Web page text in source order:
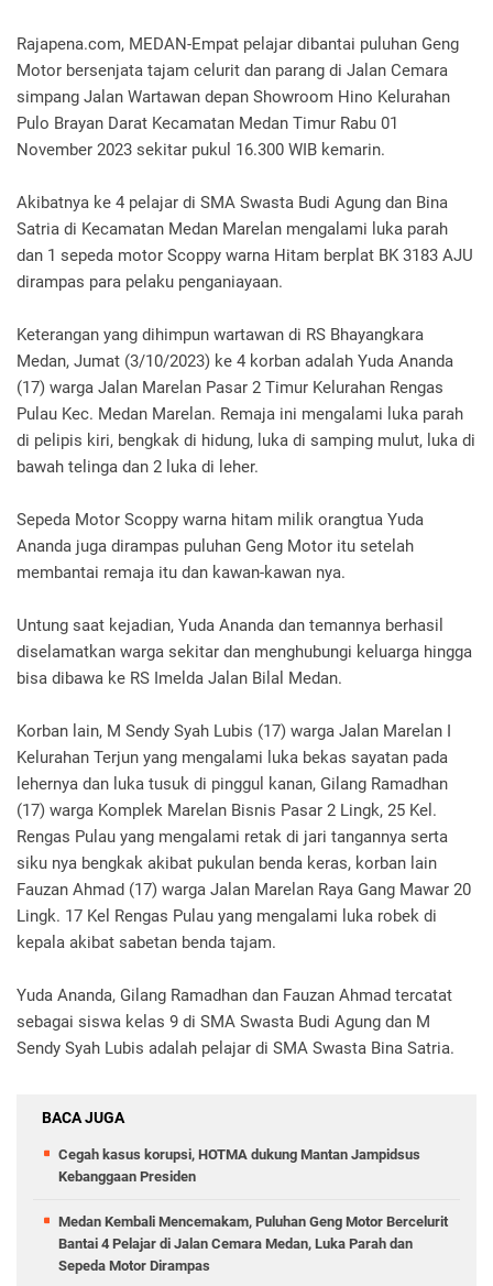
Rajapena.com, MEDAN-Empat pelajar dibantai puluhan Geng
Motor bersenjata tajam celurit dan parang di Jalan Cemara
simpang Jalan Wartawan depan Showroom Hino Kelurahan
Pulo Brayan Darat Kecamatan Medan Timur Rabu 01
November 2023 sekitar pukul 16.300 WIB kemarin.
Akibatnya ke 4 pelajar di SMA Swasta Budi Agung dan Bina
Satria di Kecamatan Medan Marelan mengalami luka parah
dan 1 sepeda motor Scoppy warna Hitam berplat BK 3183 AJU
dirampas para pelaku penganiayaan.
Keterangan yang dihimpun wartawan di RS Bhayangkara
Medan, Jumat (3/10/2023) ke 4 korban adalah Yuda Ananda
(17) warga Jalan Marelan Pasar 2 Timur Kelurahan Rengas
Pulau Kec. Medan Marelan. Remaja ini mengalami luka parah
di pelipis kiri, bengkak di hidung, luka di samping mulut, luka di
bawah telinga dan 2 luka di leher.
Sepeda Motor Scoppy warna hitam milik orangtua Yuda
Ananda juga dirampas puluhan Geng Motor itu setelah
membantai remaja itu dan kawan-kawan nya.
Untung saat kejadian, Yuda Ananda dan temannya berhasil
diselamatkan warga sekitar dan menghubungi keluarga hingga
bisa dibawa ke RS Imelda Jalan Bilal Medan.
Korban lain, M Sendy Syah Lubis (17) warga Jalan Marelan I
Kelurahan Terjun yang mengalami luka bekas sayatan pada
lehernya dan luka tusuk di pinggul kanan, Gilang Ramadhan
(17) warga Komplek Marelan Bisnis Pasar 2 Lingk, 25 Kel.
Rengas Pulau yang mengalami retak di jari tangannya serta
siku nya bengkak akibat pukulan benda keras, korban lain
Fauzan Ahmad (17) warga Jalan Marelan Raya Gang Mawar 20
Lingk. 17 Kel Rengas Pulau yang mengalami luka robek di
kepala akibat sabetan benda tajam.
Yuda Ananda, Gilang Ramadhan dan Fauzan Ahmad tercatat
sebagai siswa kelas 9 di SMA Swasta Budi Agung dan M
Sendy Syah Lubis adalah pelajar di SMA Swasta Bina Satria.
BACA JUGA
Cegah kasus korupsi, HOTMA dukung Mantan Jampidsus
Kebanggaan Presiden
Medan Kembali Mencemakam, Puluhan Geng Motor Bercelurit
Bantai 4 Pelajar di Jalan Cemara Medan, Luka Parah dan
Sepeda Motor Dirampas